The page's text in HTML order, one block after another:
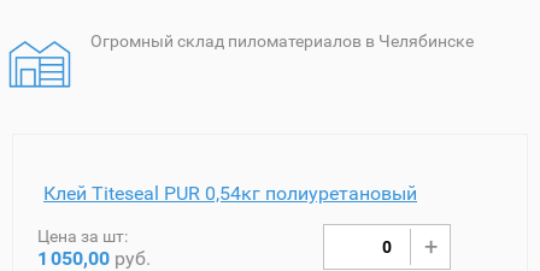
Огромный склад пиломатериалов в Челябинске
Клей Titeseal PUR 0,54кг полиуретановый
Цена за шт:
1 050,00 руб.